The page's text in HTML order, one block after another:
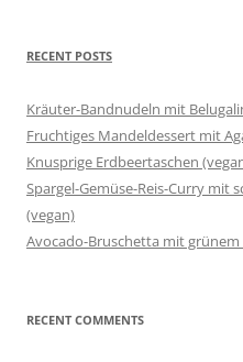
RECENT POSTS
Kräuter-Bandnudeln mit
Fruchtiges Mandeldessert mit
Knusprige Erdbeertaschen
Spargel-Gemüse-Reis-Curry mit
(vegan)
Avocado-Bruschetta mit grünem
RECENT COMMENTS